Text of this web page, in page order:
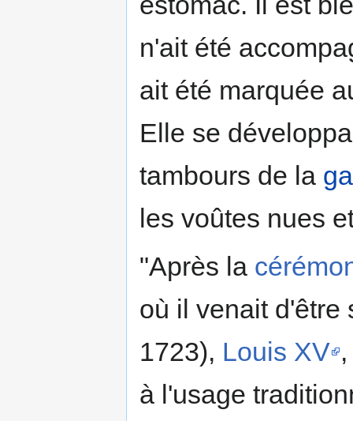
n'ait été
ait été marquée
Elle se
tambours de la
les voûtes nues
"Après la
où il venait d'être
1723), Louis XV
à l'usage